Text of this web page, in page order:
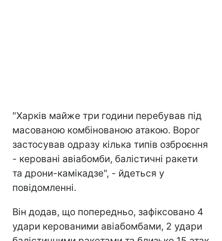
"Харків майже три години перебував під
масованою комбінованою атакою. Ворог
застосував одразу кілька типів озброєння
- керовані авіабомби, балістичні ракети
та дрони-камікадзе", - йдеться у
повідомленні.
Він додав, що попередньо, зафіксовано 4
удари керованими авіабомбами, 2 удари